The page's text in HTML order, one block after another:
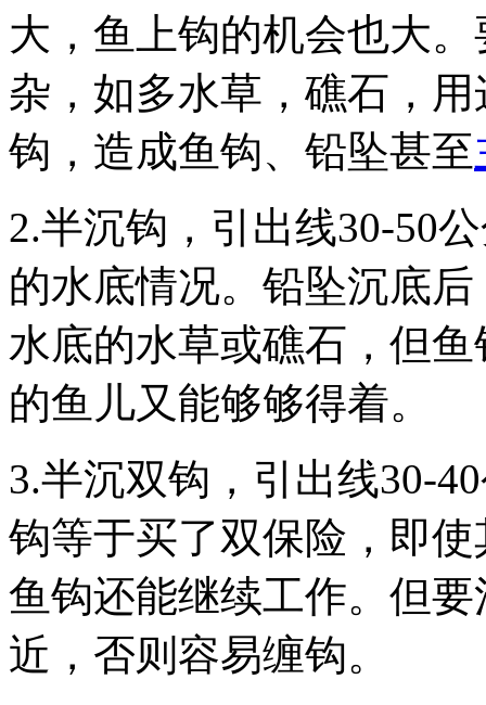
大，鱼上钩的机会也大
杂，如多水草，礁石，
钩，造成鱼钩、铅坠甚至
2.半沉钩，引出线30-50
的水底情况。铅坠沉底
水底的水草或礁石，但
的鱼儿又能够够得着。
3.半沉双钩，引出线30-
钩等于买了双保险，即
鱼钩还能继续工作。但
近，否则容易缠钩。